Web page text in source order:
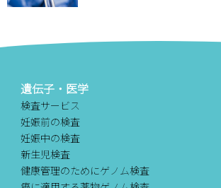
遺伝子・医学
検査サービス
妊娠前の検査
妊娠中の検査
新生児検査
健康管理のためにゲノム検査